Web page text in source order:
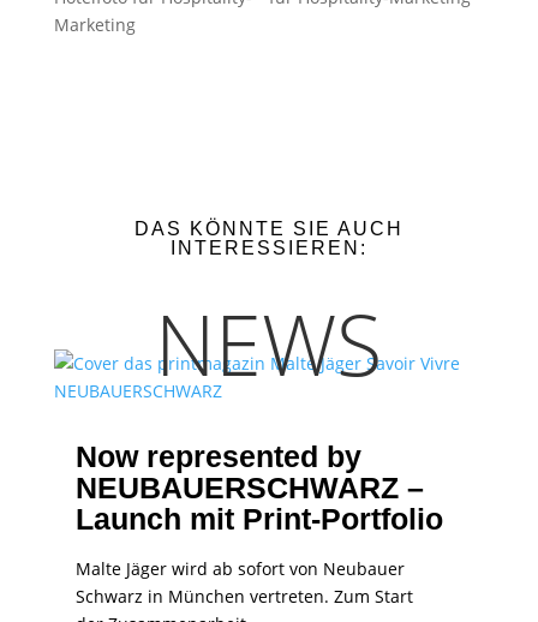
DAS KÖNNTE SIE AUCH
INTERESSIEREN:
NEWS
Now represented by
NEUBAUERSCHWARZ –
Launch mit Print-Portfolio
Malte Jäger wird ab sofort von Neubauer
Schwarz in München vertreten. Zum Start